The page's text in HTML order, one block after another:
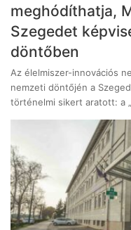
meghódíthatja,
Szegedet
döntőben
Az élelmiszer-innovációs
nemzeti döntőjén a
történelmi sikert aratott: a